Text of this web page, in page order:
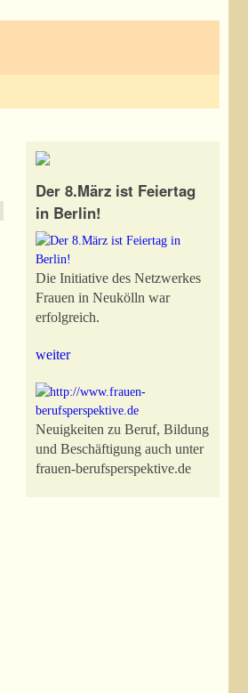
Der 8.März ist Feiertag
in Berlin!
Die Initiative des Netzwerkes
Frauen in Neukölln war
erfolgreich.
weiter
Neuigkeiten zu Beruf, Bildung
und Beschäftigung auch unter
frauen-berufsperspektive.de